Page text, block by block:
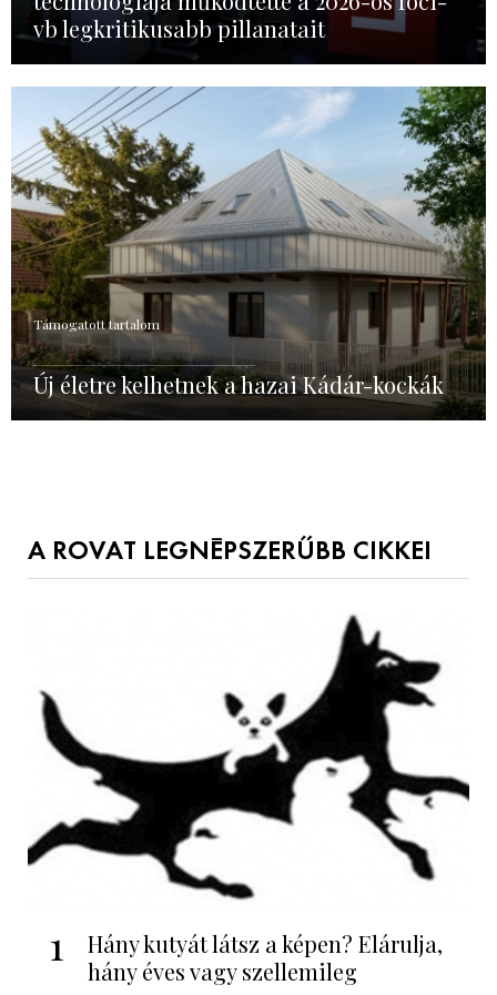
vb legkritikusabb pillanatait
Támogatott tartalom
Új életre kelhetnek a hazai Kádár-kockák
A ROVAT LEGNÉPSZERŰBB CIKKEI
1
Hány kutyát látsz a képen? Elárulja,
hány éves vagy szellemileg